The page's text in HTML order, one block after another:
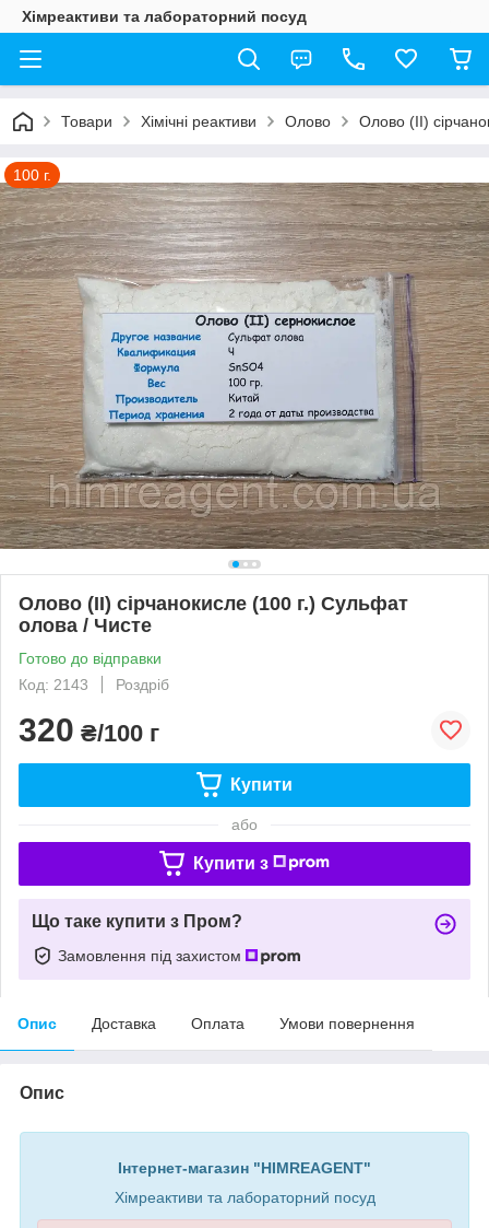
Хімреактиви та лабораторний посуд
Товари Хімічні реактиви Олово Олово (II)
100 г.
Олово (II) сірчанокисле (100 г.) Сульфат
олова / Чисте
Готово до відправки
Код: 2143
Роздріб
320 ₴/100 г
Купити
або
Купити з
Що таке купити з Пром?
Замовлення під захистом
Опис Доставка Оплата Умови повернення
Опис
Інтернет-магазин "HIMREAGENT"
Хімреактиви та лабораторний посуд